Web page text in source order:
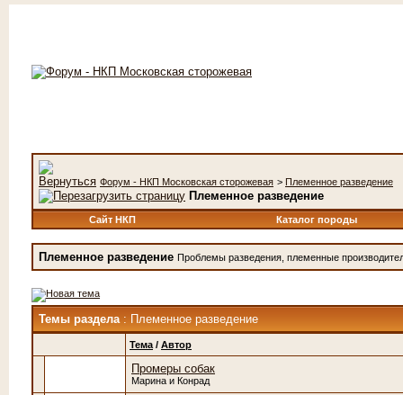
Форум - НКП Московская сторожевая > Племенное разведение
Племенное разведение
Сайт НКП Каталог породы
Племенное разведение Проблемы разведения, племенные
Темы раздела: Племенное разведение
Тема / Автор
Промеры собак
Марина и Конрад